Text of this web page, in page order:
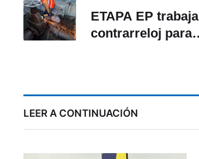
ETAPA EP trabaja
contrarreloj para
LEER A CONTINUACIÓN